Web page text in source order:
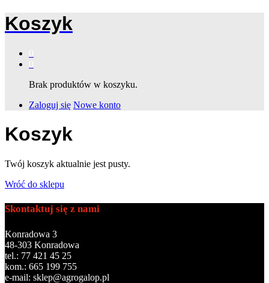
Koszyk
Brak produktów w koszyku.
Zaloguj się Nowe konto
Koszyk
Twój koszyk aktualnie jest pusty.
Wróć do sklepu
Skontaktuj się z nami
Konradowa 3
48-303 Konradowa
tel.: 77 421 45 25
kom.: 665 199 755
e-mail: sklep@agrogalop.pl